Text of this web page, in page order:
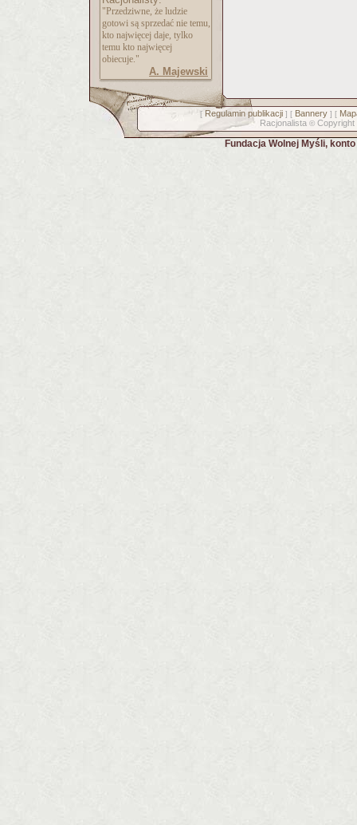
"Przedziwne, że ludzie
gotowi są sprzedać nie temu,
kto najwięcej daje, tylko
temu kto najwięcej
obiecuje."
A. Majewski
[ Regulamin publikacji] [ Bannery] [
Racjonalista © Copyright
Fundacja Wolnej Myśli,